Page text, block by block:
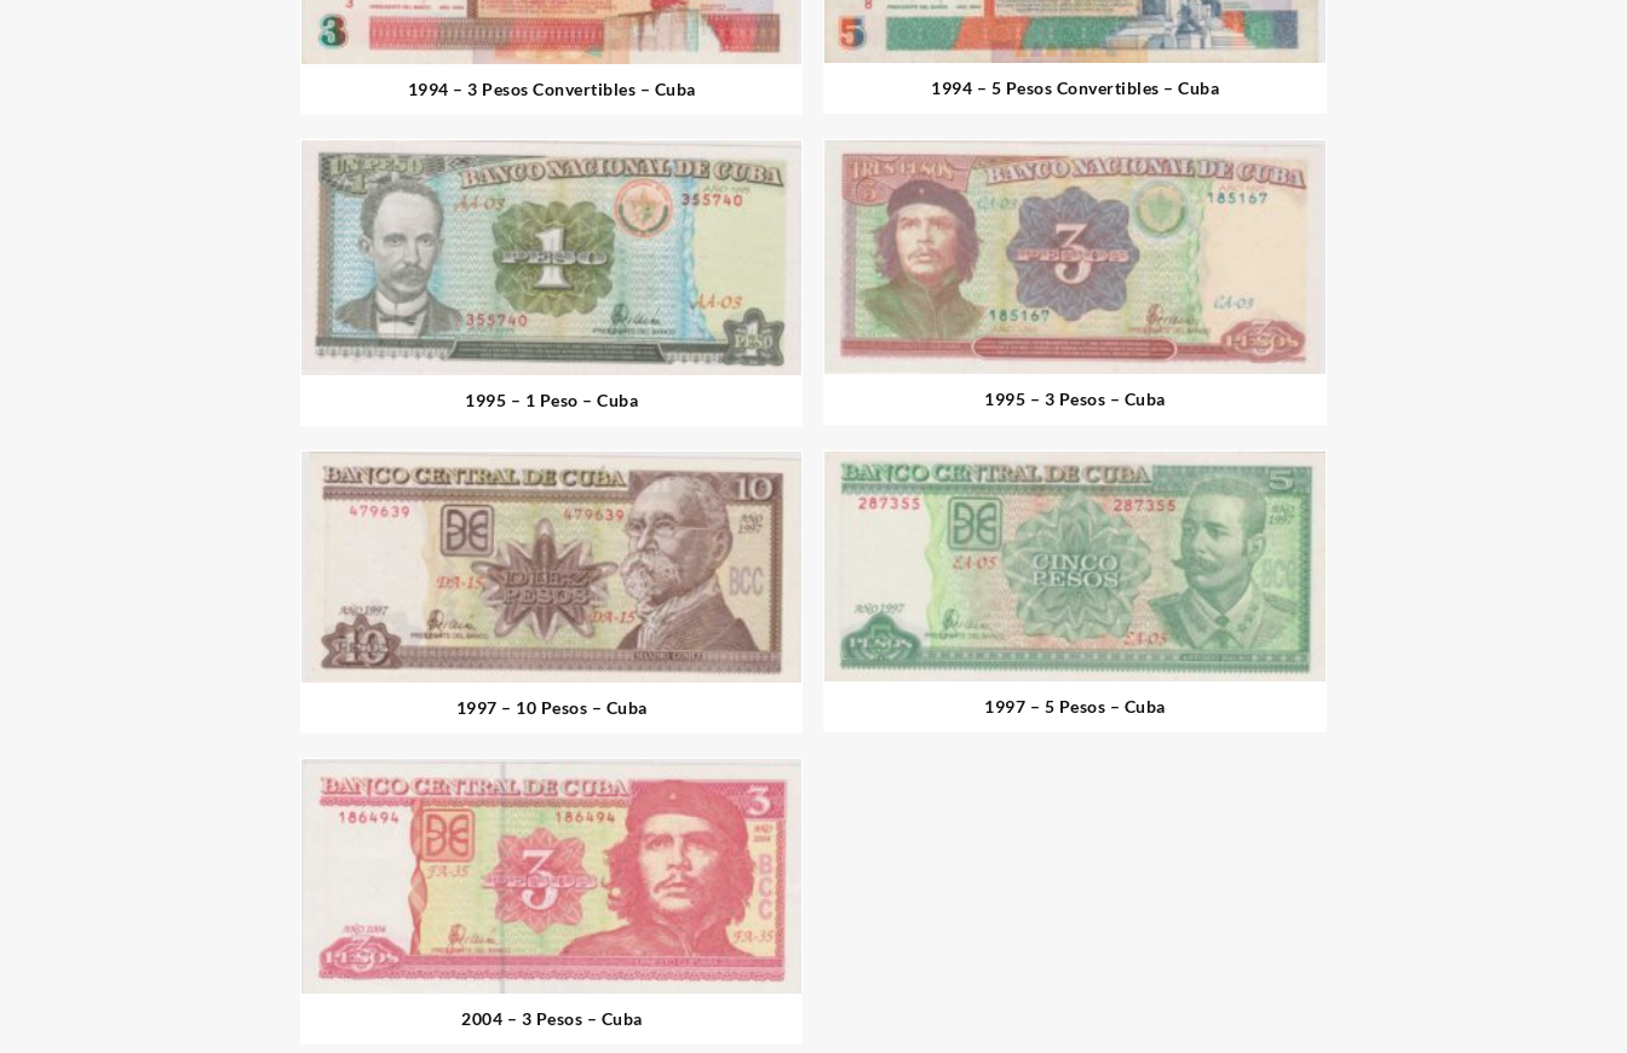
1994 – 3 Pesos Convertibles – Cuba 1994 – 5 Pesos Convertibles – Cuba
1995 – 1 Peso – Cuba 1995 – 3 Pesos – Cuba
1997 – 10 Pesos – Cuba 1997 – 5 Pesos – Cuba
2004 – 3 Pesos – Cuba